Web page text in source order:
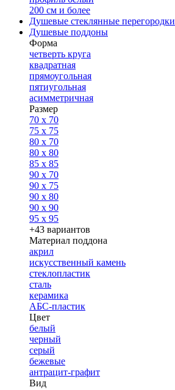
200 см и более
Душевые стеклянные перегородки
Душевые поддоны
Форма
четверть круга
квадратная
прямоугольная
пятиугольная
асимметричная
Размер
70 x 70
75 x 75
80 x 70
80 x 80
85 x 85
90 x 70
90 x 75
90 x 80
90 x 90
95 x 95
+43 вариантов
Материал поддона
акрил
искусственный камень
стеклопластик
сталь
керамика
АБС-пластик
Цвет
белый
черный
серый
бежевые
антрацит-графит
Вид